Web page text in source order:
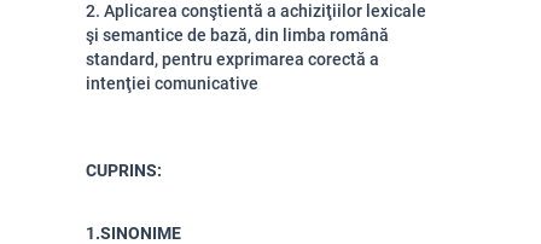
2. Aplicarea conştientă a achiziţiilor lexicale
şi semantice de bază, din limba română
standard, pentru exprimarea corectă a
intenţiei comunicative
CUPRINS:
1.SINONIME